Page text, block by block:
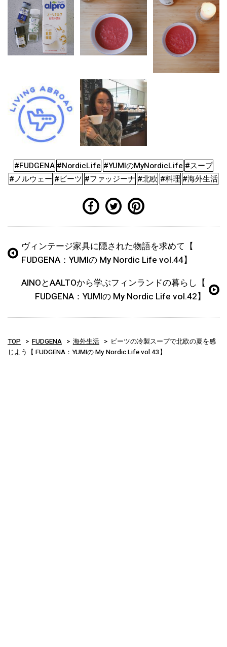
#FUDGENA #NordicLife #YUMIのMyNordicLife #スープ
#ノルウェー #ビーツ #ファッジーナ #北欧 #料理 #海外生活
ヴィンテージ家具に隠された物語を求めて【
FUDGENA：YUMIの My Nordic Life vol.44】
AINOとAALTOから学ぶフィンランドの暮らし【
FUDGENA：YUMIの My Nordic Life vol.42】
TOP FUDGENA 海外生活
ビーツの冷製スープで北欧の夏を感
じよう【 FUDGENA：YUMIの My Nordic Life vol.43】